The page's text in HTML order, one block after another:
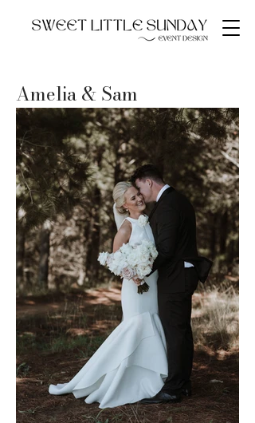
Amelia & Sam